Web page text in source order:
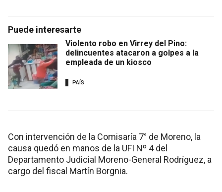
Puede interesarte
Violento robo en Virrey del Pino:
delincuentes atacaron a golpes a la
empleada de un kiosco
PAÍS
Con intervención de la Comisaría 7° de Moreno, la
causa quedó en manos de la UFI Nº 4 del
Departamento Judicial Moreno-General Rodríguez, a
cargo del fiscal Martín Borgnia.